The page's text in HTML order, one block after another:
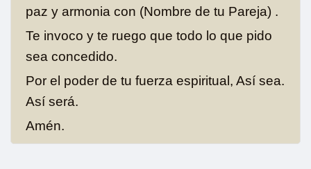
paz y armonia con (Nombre de tu Pareja) .
Te invoco y te ruego que todo lo que pido
sea concedido.
Por el poder de tu fuerza espiritual, Así sea.
Así será.
Amén.